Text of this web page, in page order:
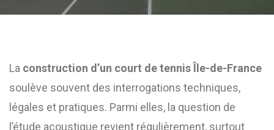
La construction d’un court de tennis Île-de-France
soulève souvent des interrogations techniques,
légales et pratiques. Parmi elles, la question de
l’étude acoustique revient régulièrement, surtout